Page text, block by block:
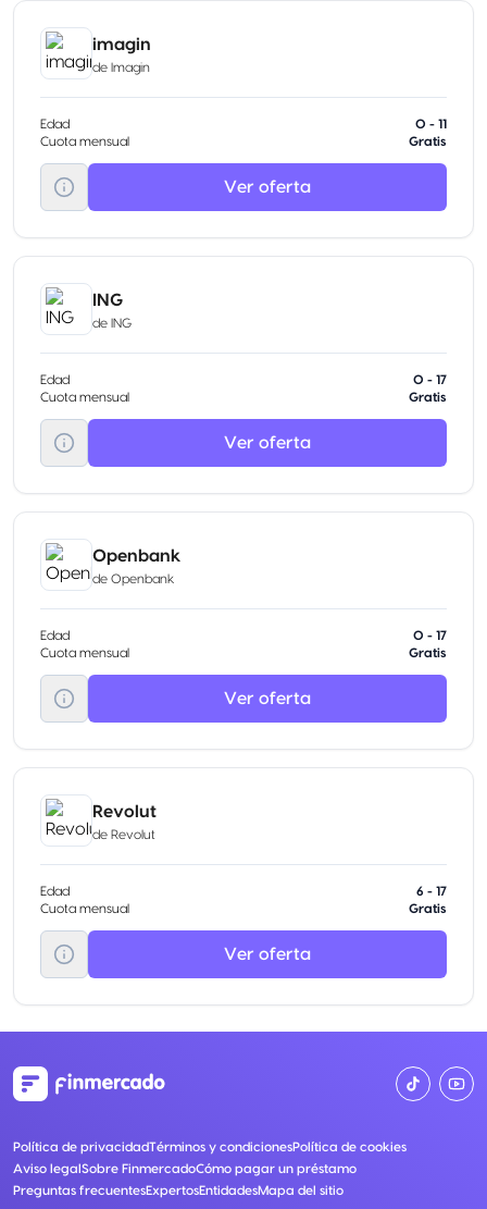
imagin
de Imagin
Edad
0 - 11
Cuota mensual
Gratis
Ver oferta
ING
de ING
Edad
0 - 17
Cuota mensual
Gratis
Ver oferta
Openbank
de Openbank
Edad
0 - 17
Cuota mensual
Gratis
Ver oferta
Revolut
de Revolut
Edad
6 - 17
Cuota mensual
Gratis
Ver oferta
Política de privacidadTérminos y condicionesPolítica de cookies
Aviso legalSobre FinmercadoCómo pagar un préstamo
Preguntas frecuentesExpertosEntidadesMapa del sitio